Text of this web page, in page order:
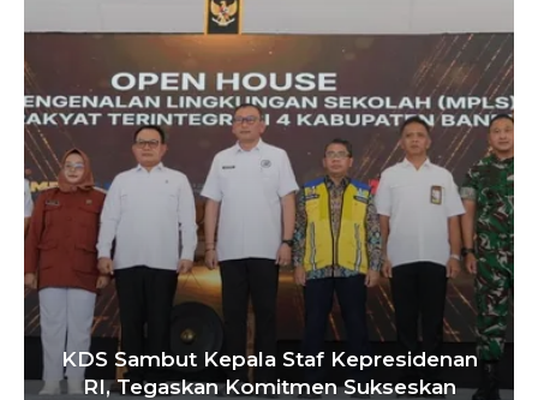
Tebang 10 Pohon Tanpa Izin
Penyegelan Videotron, Pemkot